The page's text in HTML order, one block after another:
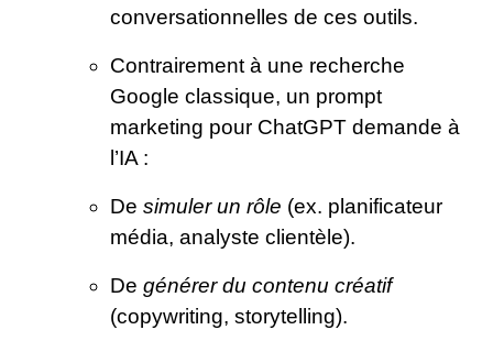
conversationnelles de ces outils.
Contrairement à une recherche
Google classique, un prompt
marketing pour ChatGPT demande à
l’IA :
De simuler un rôle (ex. planificateur
média, analyste clientèle).
De générer du contenu créatif
(copywriting, storytelling).